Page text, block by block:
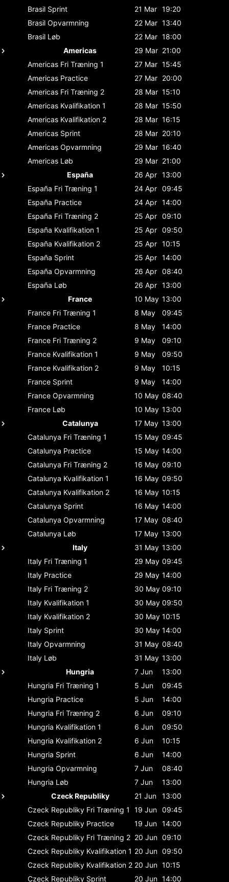
Brasil Sprint 21 Mar 19:20
Brasil Opvarmning 22 Mar 13:40
Brasil Løb 22 Mar 18:00
Americas
29 Mar 21:00
Americas Fri Træning 1 27 Mar 15:45
Americas Practice 27 Mar 20:00
Americas Fri Træning 2 28 Mar 15:10
Americas Kvalifikation 1 28 Mar 15:50
Americas Kvalifikation 2 28 Mar 16:15
Americas Sprint 28 Mar 20:10
Americas Opvarmning 29 Mar 16:40
Americas Løb 29 Mar 21:00
España
26 Apr 13:00
España Fri Træning 1 24 Apr 09:45
España Practice 24 Apr 14:00
España Fri Træning 2 25 Apr 09:10
España Kvalifikation 1 25 Apr 09:50
España Kvalifikation 2 25 Apr 10:15
España Sprint 25 Apr 14:00
España Opvarmning 26 Apr 08:40
España Løb 26 Apr 13:00
France
10 May 13:00
France Fri Træning 1 8 May
09:45
France Practice 8 May
14:00
France Fri Træning 2 9 May
09:10
France Kvalifikation 1 9 May
09:50
France Kvalifikation 2 9 May
10:15
France Sprint 9 May
14:00
France Opvarmning 10 May 08:40
France Løb 10 May 13:00
Catalunya
17 May 13:00
Catalunya Fri Træning 1 15 May 09:45
Catalunya Practice 15 May 14:00
Catalunya Fri Træning 2 16 May 09:10
Catalunya Kvalifikation 1 16 May 09:50
Catalunya Kvalifikation 2 16 May 10:15
Catalunya Sprint 16 May 14:00
Catalunya Opvarmning 17 May 08:40
Catalunya Løb 17 May 13:00
Italy
31 May 13:00
Italy Fri Træning 1 29 May 09:45
Italy Practice 29 May 14:00
Italy Fri Træning 2 30 May 09:10
Italy Kvalifikation 1 30 May 09:50
Italy Kvalifikation 2 30 May 10:15
Italy Sprint 30 May 14:00
Italy Opvarmning 31 May 08:40
Italy Løb 31 May 13:00
Hungria
7 Jun
13:00
Hungria Fri Træning 1 5 Jun
09:45
Hungria Practice 5 Jun
14:00
Hungria Fri Træning 2 6 Jun
09:10
Hungria Kvalifikation 1 6 Jun
09:50
Hungria Kvalifikation 2 6 Jun
10:15
Hungria Sprint 6 Jun
14:00
Hungria Opvarmning 7 Jun
08:40
Hungria Løb 7 Jun
13:00
Czeck Republiky
21 Jun
13:00
Czeck Republiky Fri Træning 1 19 Jun 09:45
Czeck Republiky Practice 19 Jun 14:00
Czeck Republiky Fri Træning 2 20 Jun 09:10
Czeck Republiky Kvalifikation 1 20 Jun 09:50
Czeck Republiky Kvalifikation 2 20 Jun 10:15
Czeck Republiky Sprint 20 Jun 14:00